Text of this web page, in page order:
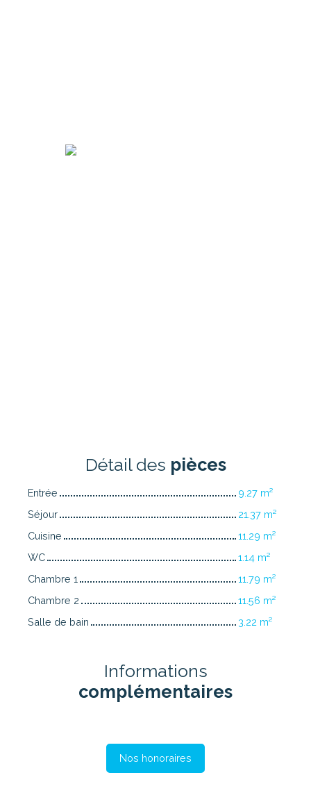
Détail des pièces
Entrée
9.27 m²
Séjour
21.37 m²
Cuisine
11.29 m²
WC
1.14 m²
Chambre 1
11.79 m²
Chambre 2
11.56 m²
Salle de bain
3.22 m²
Informations
complémentaires
Nos honoraires